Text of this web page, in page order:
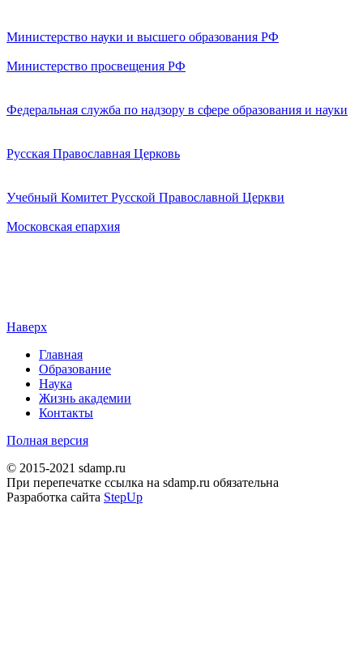
Министерство науки и высшего образования РФ
Министерство просвещения РФ
Федеральная служба по надзору в сфере образования и науки
Русская Православная Церковь
Учебный Комитет Русской Православной Церкви
Московская епархия
Наверх
Главная
Образование
Наука
Жизнь академии
Контакты
Полная версия
© 2015-2021 sdamp.ru
При перепечатке ссылка на sdamp.ru обязательна
Разработка сайта StepUp